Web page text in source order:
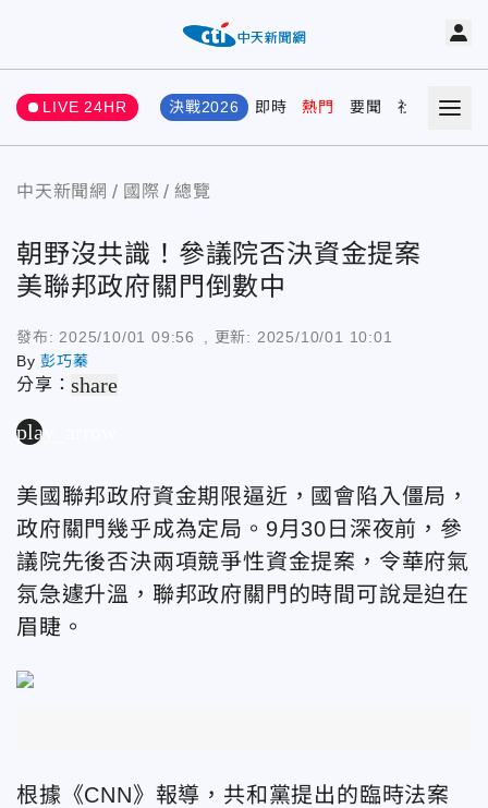
LIVE 24HR 決戰2026 即時 熱門 要聞 社會 娛樂
中天新聞網 國際 總覽
朝野沒共識！參議院否決資金提案
美聯邦政府關門倒數中
發布: 2025/10/01 09:56 , 更新: 2025/10/01 10:01
By彭巧蓁
分享：share
play_arrow
美國聯邦政府資金期限逼近，國會陷入僵局，
政府關門幾乎成為定局。9月30日深夜前，參
議院先後否決兩項競爭性資金提案，令華府氣
氛急遽升溫，聯邦政府關門的時間可說是迫在
眉睫。
根據《CNN》報導，共和黨提出的臨時法案